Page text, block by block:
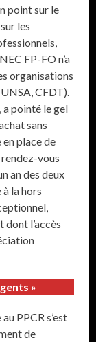
point sur le
les
FP-FO n’a
organisations
CFDT).
a pointé le gel
sans
place de
rendez-vous
an des deux
la hors
l’accès
»
PPCR s’est
de